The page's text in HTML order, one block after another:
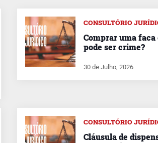
CONSULTÓRIO
Comprar uma faca
pode ser crime?
30 de Julho, 2026
CONSULTÓRIO
Cláusula de